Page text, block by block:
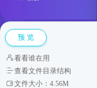
预 览
看看谁在用
查看文件目录结构
文件大小：4.56M